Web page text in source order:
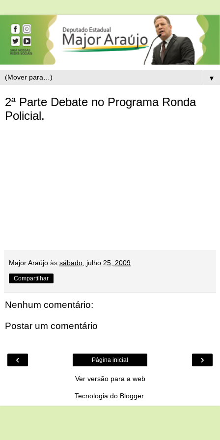
▼
2ª Parte Debate no Programa Ronda
Policial.
Major Araújo às sábado, julho 25, 2009
Compartilhar
Nenhum comentário:
Postar um comentário
‹ ›
Página inicial
Ver versão para a web
Tecnologia do Blogger.